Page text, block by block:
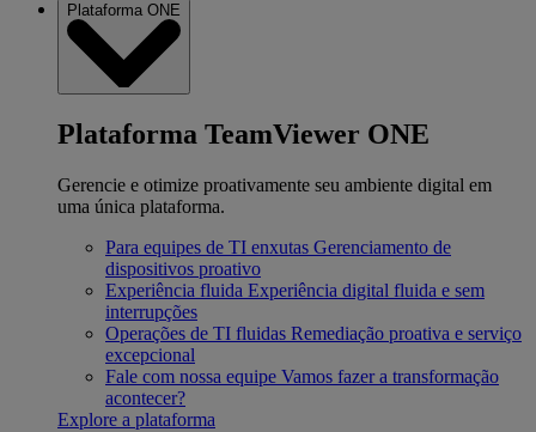
Plataforma ONE
Plataforma TeamViewer ONE
Gerencie e otimize proativamente seu ambiente digital em
uma única plataforma.
Para equipes de TI enxutas Gerenciamento de
dispositivos proativo
Experiência fluida Experiência digital fluida e sem
interrupções
Operações de TI fluidas Remediação proativa e serviço
excepcional
Fale com nossa equipe Vamos fazer a transformação
acontecer?
Explore a plataforma